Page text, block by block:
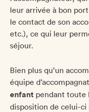
leur arrivée à bon
le contact de son
etc.), ce qui leur
séjour.
Bien plus qu’un
équipe
enfant pendant toute
disposition de celui-